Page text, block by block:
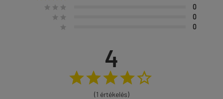
   0
  0
 0
4

(1 értékelés)